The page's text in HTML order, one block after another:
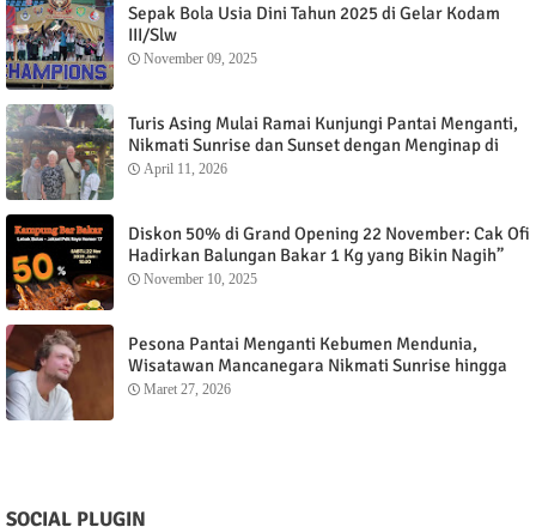
Sepak Bola Usia Dini Tahun 2025 di Gelar Kodam
III/Slw
November 09, 2025
Turis Asing Mulai Ramai Kunjungi Pantai Menganti,
Nikmati Sunrise dan Sunset dengan Menginap di
Menganti Cottage
April 11, 2026
Diskon 50% di Grand Opening 22 November: Cak Ofi
Hadirkan Balungan Bakar 1 Kg yang Bikin Nagih”
November 10, 2025
Pesona Pantai Menganti Kebumen Mendunia,
Wisatawan Mancanegara Nikmati Sunrise hingga
Sunset dari Menganti Cottage
Maret 27, 2026
SOCIAL PLUGIN